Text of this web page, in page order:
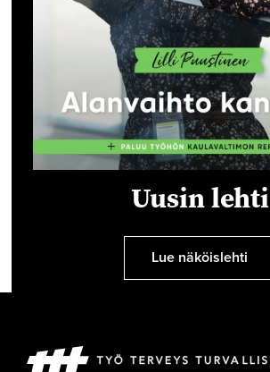
Uusin lehti
Lue näköislehti